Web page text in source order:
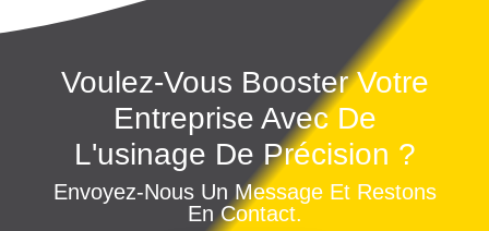
Voulez-Vous Booster Votre
Entreprise Avec De
L'usinage De Précision ?
Envoyez-Nous Un Message Et Restons
En Contact.